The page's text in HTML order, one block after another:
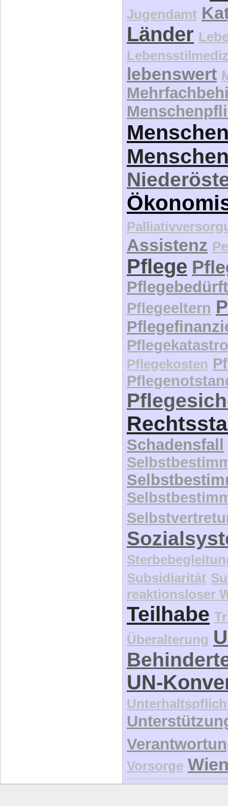
Jugendamt
Länder
lebenswert
Assistenz
Pflege
Pflegeeltern
Pflegekosten
Schadensfall
Subsidiarität
reaktionsloser
Teilhabe
Überalterung
UN-
Vorsorge